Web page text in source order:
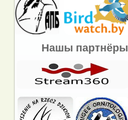
Нашы партнёры